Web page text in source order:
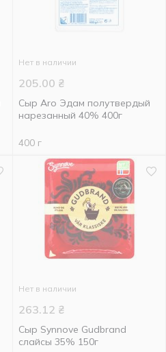
Нет в наличии
205.00 ₴
Сыр Aro Эдам полутвердый
нарезанный 40% 400г
400 г
Нет в наличии
263.12 ₴
Сыр Synnove Gudbrand
слайсы 35% 150г